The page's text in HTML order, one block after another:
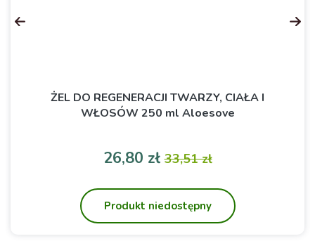
ŻEL DO REGENERACJI TWARZY, CIAŁA I
WŁOSÓW 250 ml Aloesove
Cena
26,80 złCena podstawowa
33,51 zł
Produkt niedostępny